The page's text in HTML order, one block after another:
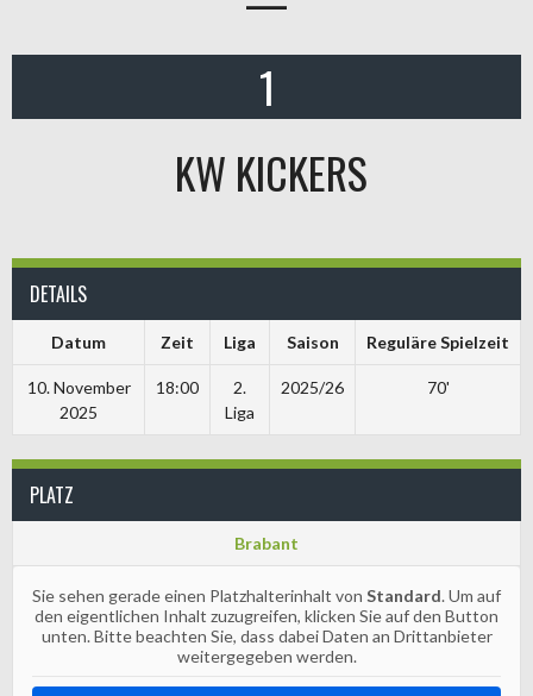
1
KW KICKERS
DETAILS
Datum Zeit Liga Saison Reguläre Spielzeit
10. November
2025
18:00
2.
Liga
2025/26 70'
PLATZ
Brabant
Sie sehen gerade einen Platzhalterinhalt von Standard. Um auf
den eigentlichen Inhalt zuzugreifen, klicken Sie auf den Button
unten. Bitte beachten Sie, dass dabei Daten an Drittanbieter
weitergegeben werden.